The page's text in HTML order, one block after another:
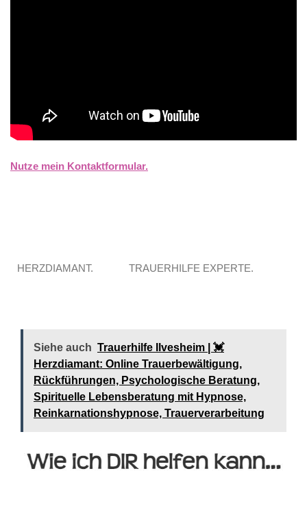
Nutze mein Kontaktformular.
HERZDIAMANT. TRAUERHILFE EXPERTE.
Siehe auch Trauerhilfe Ilvesheim | 💓️️
Herzdiamant: Online Trauerbewältigung,
Rückführungen, Psychologische Beratung,
Spirituelle Lebensberatung mit Hypnose,
Reinkarnationshypnose, Trauerverarbeitung